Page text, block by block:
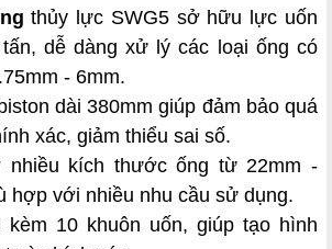
thủy lực SWG5 sở hữu lực uốn
tấn, dễ dàng xử lý các loại ống có
- 6mm.
dài 380mm giúp đảm bảo quá
xác, giảm thiểu sai số.
nhiều kích thước ống từ 22mm -
hợp với nhiều nhu cầu sử dụng.
kèm 10 khuôn uốn, giúp tạo hình